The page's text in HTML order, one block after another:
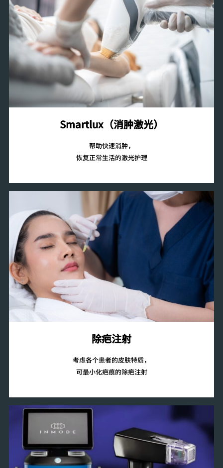
Smartlux（消肿激光）
帮助快速消肿，
恢复正常生活的激光护理
除疤注射
考虑各个患者的皮肤特质，
可最小化疤痕的除疤注射